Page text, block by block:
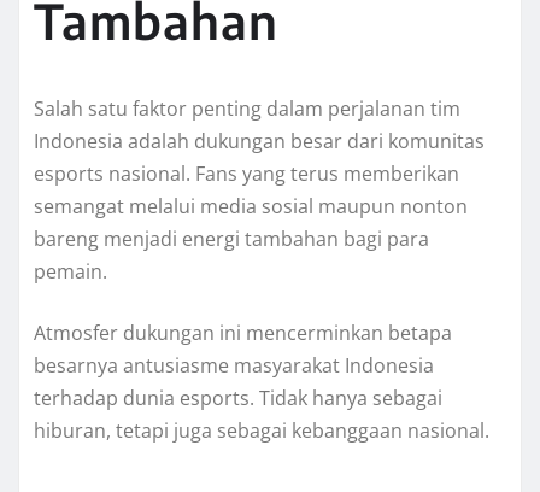
Tambahan
Salah satu faktor penting dalam perjalanan tim
Indonesia adalah dukungan besar dari komunitas
esports nasional. Fans yang terus memberikan
semangat melalui media sosial maupun nonton
bareng menjadi energi tambahan bagi para
pemain.
Atmosfer dukungan ini mencerminkan betapa
besarnya antusiasme masyarakat Indonesia
terhadap dunia esports. Tidak hanya sebagai
hiburan, tetapi juga sebagai kebanggaan nasional.